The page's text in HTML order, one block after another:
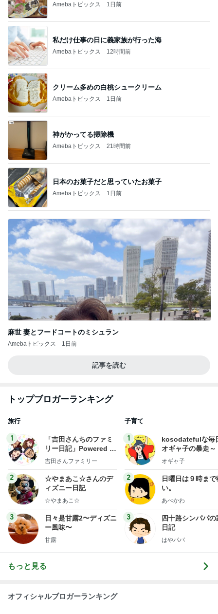
Amebaトピックス 1日前
私だけ仕事の日に義家族が行った海
Amebaトピックス 12時間前
クリーム多めの白桃シュークリーム
Amebaトピックス 1日前
神がかってる掃除機
Amebaトピックス 21時間前
日本のお菓子だと思っていたお菓子
Amebaトピックス 1日前
麻世 妻とフードコートのミシュラン
Amebaトピックス 1日前
記事を読む
トップブロガーランキング
旅行
1
「吉田さんちのファミ
リー日記」Powered b
y Ameba 吉田さんファ
ログ
吉田さんファミリー
2
☆やまあこ☆さんのデ
ィズニー日記
☆やまあこ☆
3
日々是甘露2〜ディズニ
ー風味〜
甘露
子育て
1
kosodatefulな毎
オギャ子の暴走～
オギャ子
2
日曜日は９時まで
い。
あべかわ
3
四十路シンパパの
日記
はやパパ
もっと見る
オフィシャルブロガーランキング